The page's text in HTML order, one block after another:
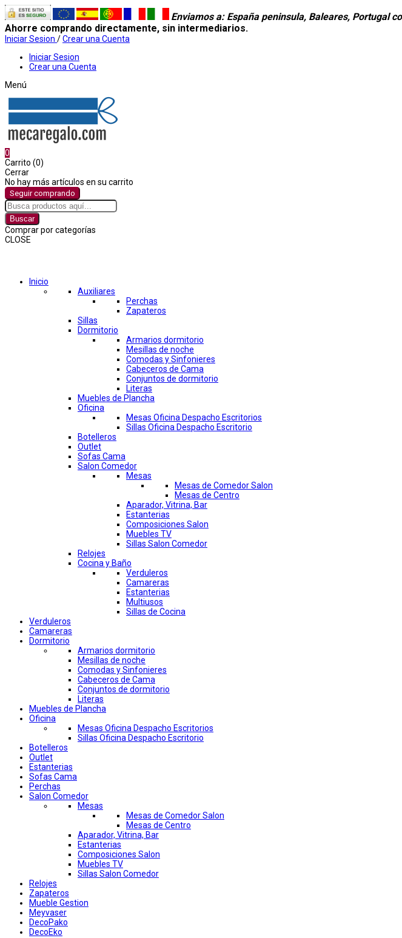
Enviamos a: España peninsula, Baleares, Portugal
Ahorre comprando directamente, sin intermediarios.
Iniciar Sesion /Crear una Cuenta
Iniciar Sesion
Crear una Cuenta
Menú
0
Carrito (0)
Cerrar
No hay más artículos en su carrito
Seguir comprando
Buscar
Comprar por categorías
CLOSE
Inicio
Auxiliares
Perchas
Zapateros
Sillas
Dormitorio
Armarios dormitorio
Mesillas de noche
Comodas y Sinfonieres
Cabeceros de Cama
Conjuntos de dormitorio
Literas
Muebles de Plancha
Oficina
Mesas Oficina Despacho Escritorios
Sillas Oficina Despacho Escritorio
Botelleros
Outlet
Sofas Cama
Salon Comedor
Mesas
Mesas de Comedor Salon
Mesas de Centro
Aparador, Vitrina, Bar
Estanterias
Composiciones Salon
Muebles TV
Sillas Salon Comedor
Relojes
Cocina y Baño
Verduleros
Camareras
Estanterias
Multiusos
Sillas de Cocina
Verduleros
Camareras
Dormitorio
Armarios dormitorio
Mesillas de noche
Comodas y Sinfonieres
Cabeceros de Cama
Conjuntos de dormitorio
Literas
Muebles de Plancha
Oficina
Mesas Oficina Despacho Escritorios
Sillas Oficina Despacho Escritorio
Botelleros
Outlet
Estanterias
Sofas Cama
Perchas
Salon Comedor
Mesas
Mesas de Comedor Salon
Mesas de Centro
Aparador, Vitrina, Bar
Estanterias
Composiciones Salon
Muebles TV
Sillas Salon Comedor
Relojes
Zapateros
Mueble Gestion
Meyvaser
DecoPako
DecoEko